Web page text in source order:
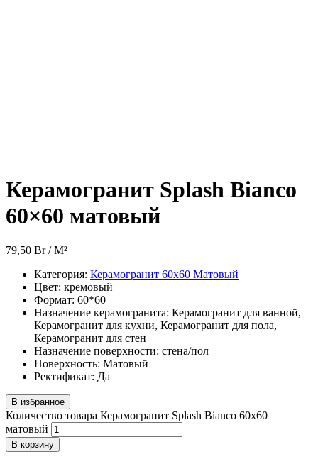
Керамогранит Splash Bianco
60×60 матовый
79,50 Br/ M²
Категория: Керамогранит 60х60 Матовый
Цвет: кремовый
Формат: 60*60
Назначение керамогранита: Керамогранит для ванной,
Керамогранит для кухни, Керамогранит для пола,
Керамогранит для стен
Назначение поверхности: стена/пол
Поверхность: Матовый
Ректификат: Да
В избранное
Количество товара Керамогранит Splash Bianco 60x60
матовый
В корзину